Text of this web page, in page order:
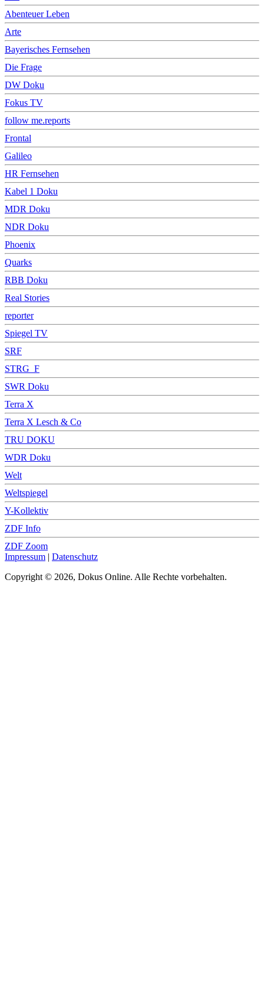
Abenteuer Leben
Arte
Bayerisches Fernsehen
Die Frage
DW Doku
Fokus TV
follow me.reports
Frontal
Galileo
HR Fernsehen
Kabel 1 Doku
MDR Doku
NDR Doku
Phoenix
Quarks
RBB Doku
Real Stories
reporter
Spiegel TV
SRF
STRG_F
SWR Doku
Terra X
Terra X Lesch & Co
TRU DOKU
WDR Doku
Welt
Weltspiegel
Y-Kollektiv
ZDF Info
ZDF Zoom
Impressum | Datenschutz
Copyright © 2026, Dokus Online. Alle Rechte vorbehalten.